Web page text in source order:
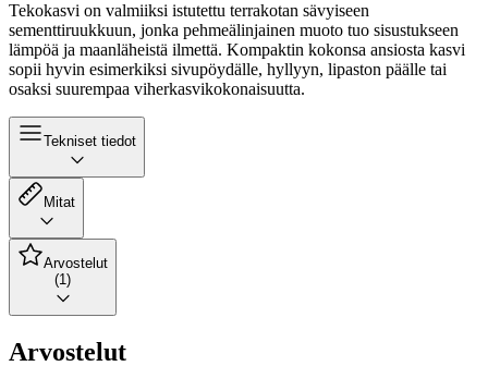
Tekokasvi on valmiiksi istutettu terrakotan sävyiseen
sementtiruukkuun, jonka pehmeälinjainen muoto tuo sisustukseen
lämpöä ja maanläheistä ilmettä. Kompaktin kokonsa ansiosta kasvi
sopii hyvin esimerkiksi sivupöydälle, hyllyyn, lipaston päälle tai
osaksi suurempaa viherkasvikokonaisuutta.
Tekniset tiedot
Mitat
Arvostelut
(1)
Arvostelut